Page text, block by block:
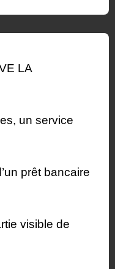
LA
un service
prêt bancaire
visible de